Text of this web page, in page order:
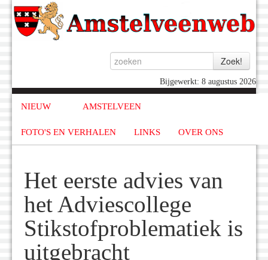
Bijgewerkt: 8 augustus 2026
NIEUW AMSTELVEEN
FOTO'S EN VERHALEN LINKS OVER ONS
Het eerste advies van
het Adviescollege
Stikstofproblematiek is
uitgebracht